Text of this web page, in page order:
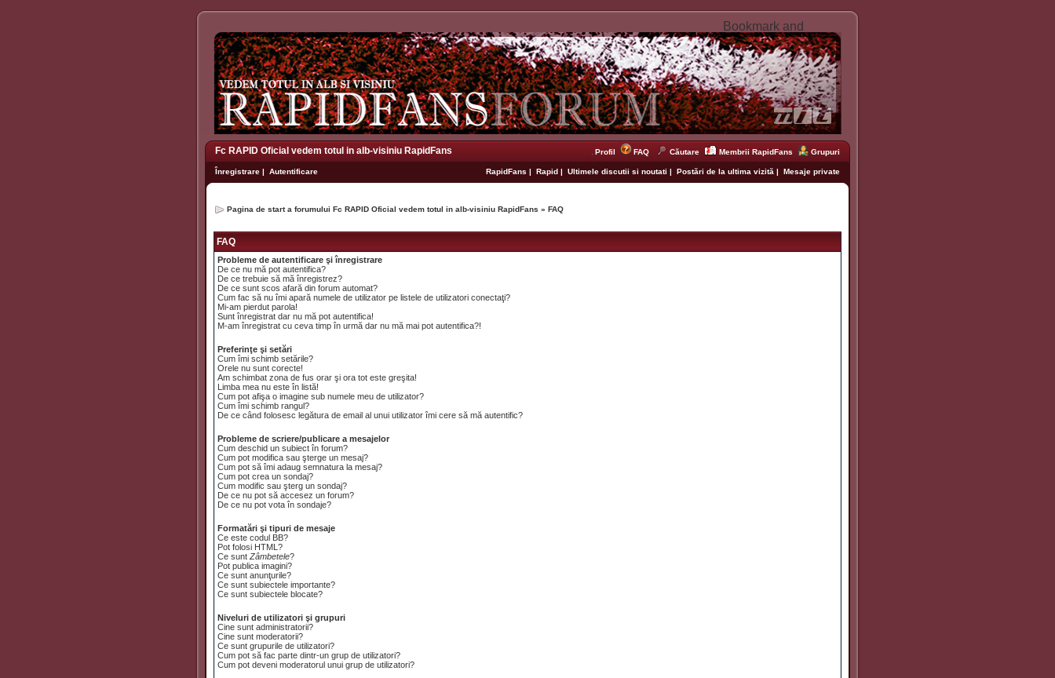
Fc RAPID Oficial vedem totul in alb-visiniu RapidFans Profil FAQ Căutare Membrii RapidFans Grupuri
Înregistrare | Autentificare RapidFans | Rapid | Ultimele discutii si noutati | Postări de la ultima vizită | Mesaje private
Pagina de start a forumului Fc RAPID Oficial vedem totul in alb-visiniu RapidFans » FAQ
FAQ
Probleme de autentificare şi înregistrare
De ce nu mă pot autentifica?
De ce trebuie să mă înregistrez?
De ce sunt scos afară din forum automat?
Cum fac să nu îmi apară numele de utilizator pe listele de utilizatori conectaţi?
Mi-am pierdut parola!
Sunt înregistrat dar nu mă pot autentifica!
M-am înregistrat cu ceva timp în urmă dar nu mă mai pot autentifica?!
Preferinţe şi setări
Cum îmi schimb setările?
Orele nu sunt corecte!
Am schimbat zona de fus orar şi ora tot este greşita!
Limba mea nu este în listă!
Cum pot afişa o imagine sub numele meu de utilizator?
Cum îmi schimb rangul?
De ce când folosesc legătura de email al unui utilizator îmi cere să mă autentific?
Probleme de scriere/publicare a mesajelor
Cum deschid un subiect în forum?
Cum pot modifica sau şterge un mesaj?
Cum pot să îmi adaug semnatura la mesaj?
Cum pot crea un sondaj?
Cum modific sau şterg un sondaj?
De ce nu pot să accesez un forum?
De ce nu pot vota în sondaje?
Formatări şi tipuri de mesaje
Ce este codul BB?
Pot folosi HTML?
Ce sunt Zâmbetele?
Pot publica imagini?
Ce sunt anunţurile?
Ce sunt subiectele importante?
Ce sunt subiectele blocate?
Niveluri de utilizatori şi grupuri
Cine sunt administratorii?
Cine sunt moderatorii?
Ce sunt grupurile de utilizatori?
Cum pot să fac parte dintr-un grup de utilizatori?
Cum pot deveni moderatorul unui grup de utilizatori?